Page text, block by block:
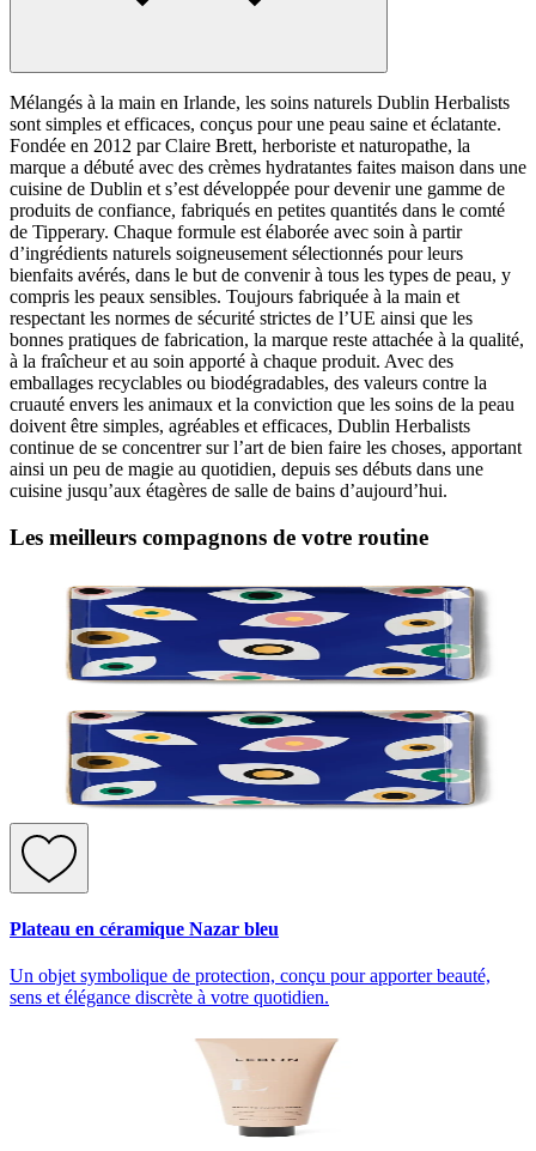
Mélangés à la main en Irlande, les soins naturels Dublin Herbalists
sont simples et efficaces, conçus pour une peau saine et éclatante.
Fondée en 2012 par Claire Brett, herboriste et naturopathe, la
marque a débuté avec des crèmes hydratantes faites maison dans une
cuisine de Dublin et s’est développée pour devenir une gamme de
produits de confiance, fabriqués en petites quantités dans le comté
de Tipperary. Chaque formule est élaborée avec soin à partir
d’ingrédients naturels soigneusement sélectionnés pour leurs
bienfaits avérés, dans le but de convenir à tous les types de peau, y
compris les peaux sensibles. Toujours fabriquée à la main et
respectant les normes de sécurité strictes de l’UE ainsi que les
bonnes pratiques de fabrication, la marque reste attachée à la qualité,
à la fraîcheur et au soin apporté à chaque produit. Avec des
emballages recyclables ou biodégradables, des valeurs contre la
cruauté envers les animaux et la conviction que les soins de la peau
doivent être simples, agréables et efficaces, Dublin Herbalists
continue de se concentrer sur l’art de bien faire les choses, apportant
ainsi un peu de magie au quotidien, depuis ses débuts dans une
cuisine jusqu’aux étagères de salle de bains d’aujourd’hui.
Les meilleurs compagnons de votre routine
Plateau en céramique Nazar bleu
Un objet symbolique de protection, conçu pour apporter beauté,
sens et élégance discrète à votre quotidien.